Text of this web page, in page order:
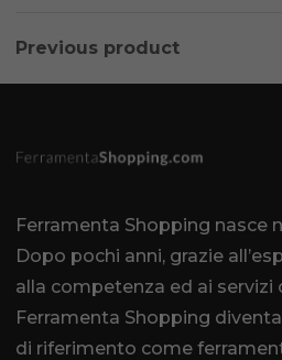
Previous product
Ferramenta Shopping nasce
Dopo pochi anni, grazie
alla competenza ed ai servizi
Ferramenta Shopping
di riferimento come